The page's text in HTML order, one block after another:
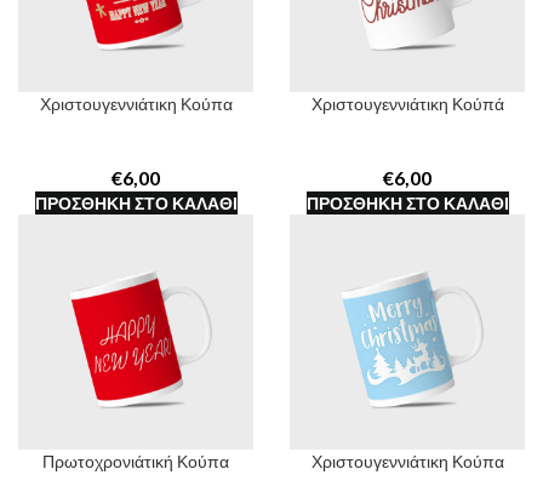
Χριστουγεννιάτικη Κούπα
€
ΠΡΟΣΘΉΚΗ ΣΤΟ ΚΑΛΆΘΙ
Χριστουγεννιάτικη Κούπά
€
ΠΡΟΣΘΉΚΗ ΣΤΟ ΚΑΛΆΘΙ
Πρωτοχρονιάτική Κούπα Χριστουγεννιάτικη Κούπα